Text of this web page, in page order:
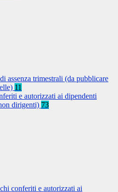
assenza trimestrali (da pubblicare
11
e autorizzati ai dipendenti
dirigenti) 73
conferiti e autorizzati ai